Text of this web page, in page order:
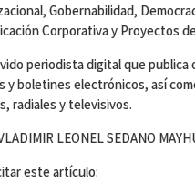
Gobernabilidad,
Corporativa y Proyectos
periodista digital que
y boletines electrónicos, así
radiales y televisivos.
LEONEL SEDANO
este artículo: